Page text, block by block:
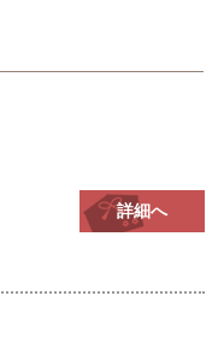
詳細へ